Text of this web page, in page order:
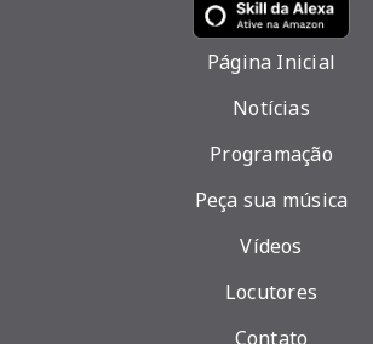
Página Inicial
Notícias
Programação
Peça sua música
Vídeos
Locutores
Contato